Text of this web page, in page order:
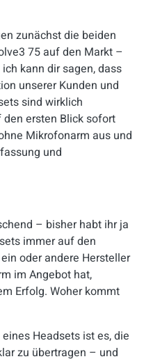
zunächst die beiden
75 auf den Markt –
kann dir sagen, dass
unserer Kunden und
sind wirklich
ersten Blick sofort
Mikrofonarm aus und
und
– bisher habt ihr ja
immer auf den
oder andere Hersteller
im Angebot hat,
Erfolg. Woher kommt
Headsets ist es, die
zu übertragen – und